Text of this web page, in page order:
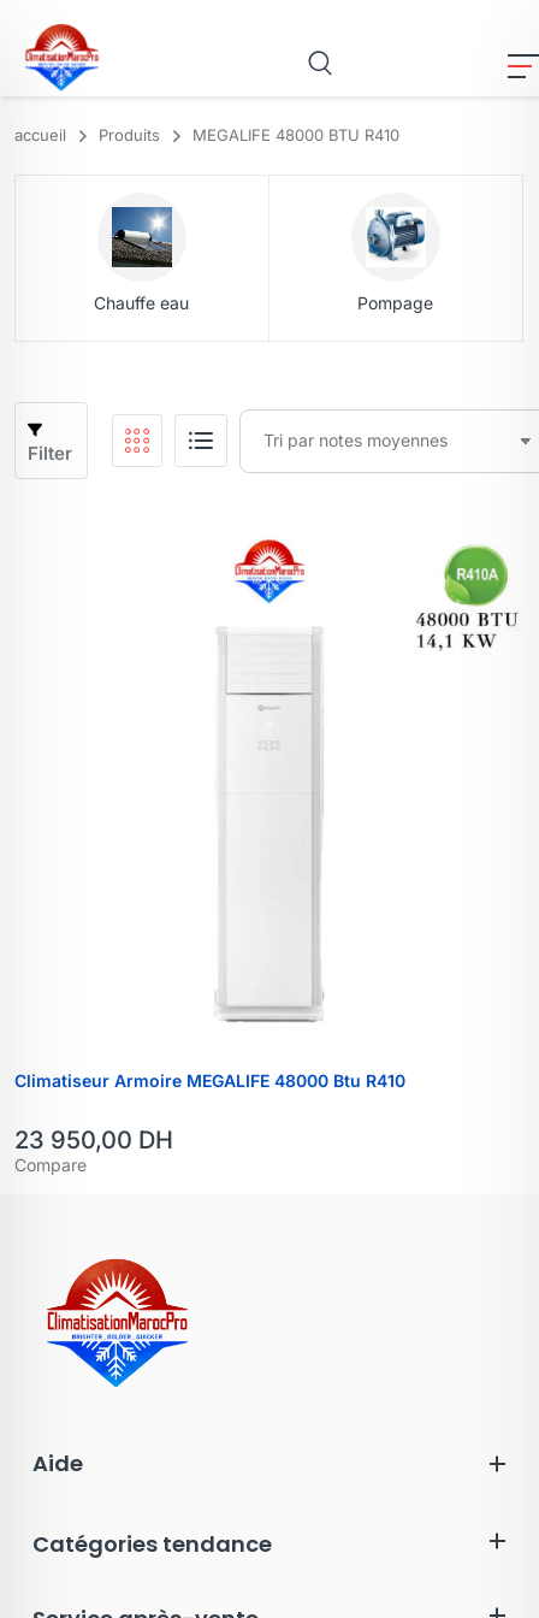
accueil Produits MEGALIFE 48000 BTU R410
Chauffe eau Pompage
Filter
Climatiseur Armoire MEGALIFE 48000 Btu R410
23 950,00 DH
Compare
Aide
Catégories tendance